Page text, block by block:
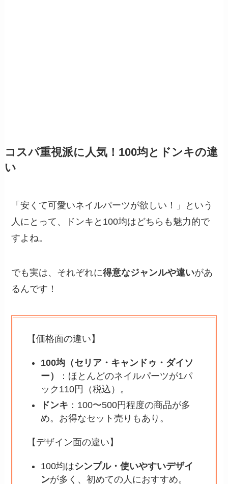
コスパ重視派に人気！100均とドンキの違
い
「安くて可愛いネイルパーツが欲しい！」という
人にとって、ドンキと100均はどちらも魅力的で
すよね。
でも実は、それぞれに得意なジャンルや違いがあ
るんです！
【価格面の違い】
100均（セリア・キャンドゥ・ダイソ
ー）
：ほとんどのネイルパーツが1パ
ック110円（税込）。
ドンキ ：100〜500円程度の商品が多
め。お得なセット売りもあり。
【デザイン面の違い】
100均はシンプル・使いやすいデザイ
ンが多く、初めての人におすすめ。